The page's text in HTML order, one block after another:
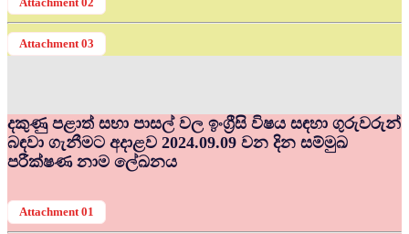
Attachment 03
දකුණු පළාත් සභා පාසල් වල ඉංග්‍රීසි විෂය සඳහා ගුරුවරුන්
බඳවා ගැනීමට අදාළව 2024.09.09 වන දින සම්මුඛ
පරීක්ෂණ නාම ලේඛනය
Attachment 01